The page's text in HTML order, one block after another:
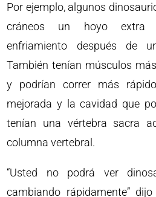
Por ejemplo, algunos
cráneos un hoyo extra
enfriamiento después de
También tenían músculos
y podrían correr más
mejorada y la cavidad que
tenían una vértebra sacra
columna vertebral.
“Usted no podrá ver
cambiando rápidamente”